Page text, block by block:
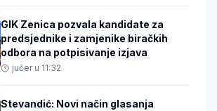
GIK Zenica pozvala kandidate za
predsjednike i zamjenike biračkih
odbora na potpisivanje izjava
jučer u 11:32
Stevandić: Novi način glasanja